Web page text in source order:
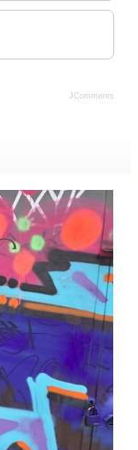
JComments